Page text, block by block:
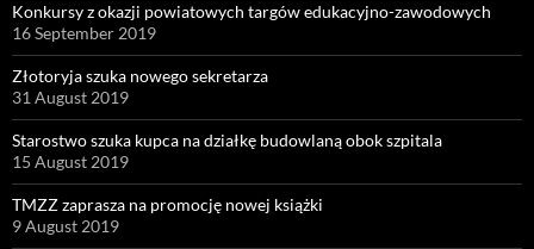
Konkursy z okazji powiatowych targów edukacyjno-zawodowych
16 September 2019
Złotoryja szuka nowego sekretarza
31 August 2019
Starostwo szuka kupca na działkę budowlaną obok szpitala
15 August 2019
TMZZ zaprasza na promocję nowej książki
9 August 2019